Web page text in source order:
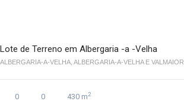
Lote de Terreno em Albergaria -a -Velha
ALBERGARIA-A-VELHA, ALBERGARIA-A-VELHA E VALMAIOR
0 0 430 m2